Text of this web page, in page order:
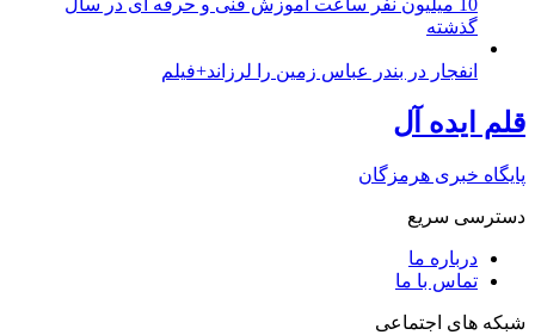
گذشته
انفجار در بندر عباس زمین را لرزاند+فیلم
قلم ایده آل
پایگاه خبری هرمزگان
دسترسی سریع
درباره ما
تماس با ما
شبکه های اجتماعی